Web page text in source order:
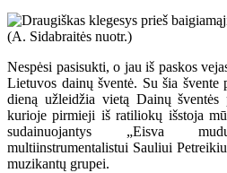
Nespėsi pasisukti, o jau iš paskos
Lietuvos dainų šventė. Su šia švente
dieną užleidžia vietą Dainų šventės
kurioje pirmieji iš ratiliokų išstoja
sudainuojantys „Eisva
multiinstrumentalistui Sauliui
muzikantų grupei.